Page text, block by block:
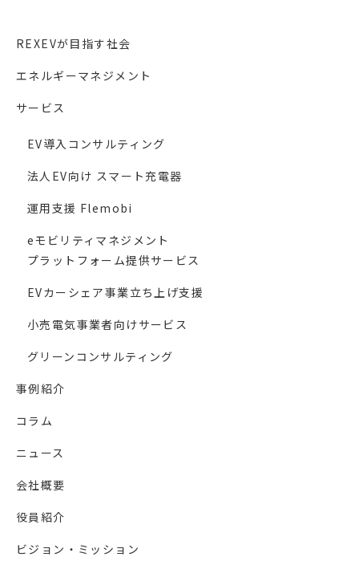
REXEVが目指す社会
エネルギーマネジメント
サービス
EV導入コンサルティング
法人EV向け スマート充電器
運用支援 Flemobi
eモビリティマネジメント
プラットフォーム提供サービス
EVカーシェア事業立ち上げ支援
小売電気事業者向けサービス
グリーンコンサルティング
事例紹介
コラム
ニュース
会社概要
役員紹介
ビジョン・ミッション